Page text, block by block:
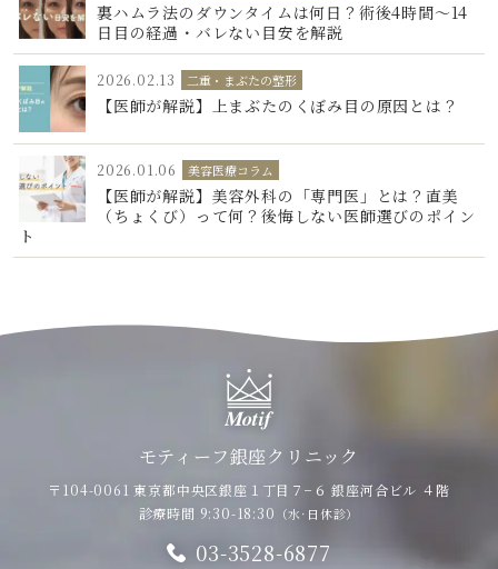
裏ハムラ法のダウンタイムは何日？術後4時間〜14
日目の経過・バレない目安を解説
2026.02.13 二重・まぶたの整形
【医師が解説】上まぶたのくぼみ目の原因とは？
2026.01.06 美容医療コラム
【医師が解説】美容外科の「専門医」とは？直美
（ちょくび）って何？後悔しない医師選びのポイン
ト
モティーフ銀座クリニック
〒104-0061 東京都中央区銀座１丁目７−６銀座河合ビル ４階
診療時間 9:30-18:30 （水·日休診）
03-3528-6877